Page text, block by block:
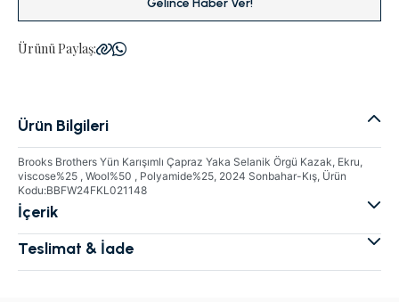
Gelince Haber Ver!
Ürünü Paylaş:
Ürün Bilgileri
Brooks Brothers Yün Karışımlı Çapraz Yaka Selanik Örgü Kazak, Ekru,
viscose%25 , Wool%50 , Polyamide%25, 2024 Sonbahar-Kış, Ürün
Kodu:BBFW24FKL021148
İçerik
Teslimat & İade